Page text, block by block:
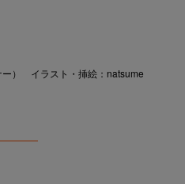
ー） イラスト・挿絵：natsume